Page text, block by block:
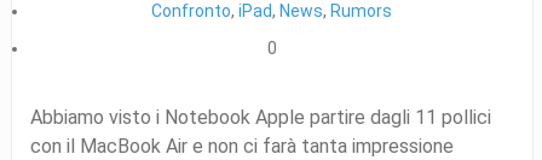
Confronto,iPad, News, Rumors
0
Abbiamo visto i Notebook Apple partire dagli 11 pollici
con il MacBook Air e non ci farà tanta impressione